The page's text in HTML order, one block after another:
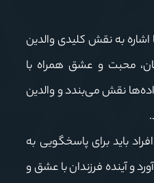
به نقش کلیدی والدین
محبت و عشق همراه با
نقش می‌بندد و والدین
باید برای پاسخگویی به
و آینده فرزندان با عشق و